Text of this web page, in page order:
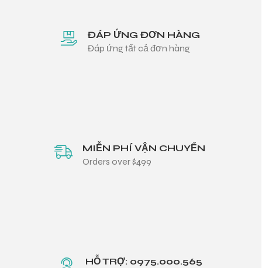
ĐÁP ỨNG ĐƠN HÀNG
Đáp ứng tất cả đơn hàng
MIỄN PHÍ VẬN CHUYỂN
Orders over $499
HỖ TRỢ: 0975.000.565